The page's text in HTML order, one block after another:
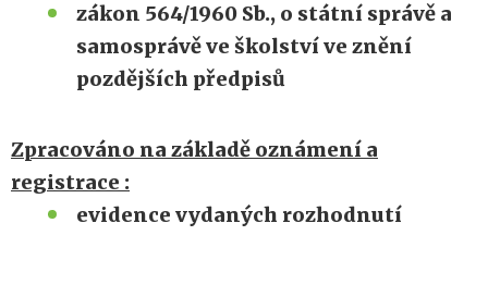
zákon 564/1960 Sb., o státní správě a
samosprávě ve školství ve znění
pozdějších předpisů
Zpracováno na základě oznámení a
registrace :
evidence vydaných rozhodnutí